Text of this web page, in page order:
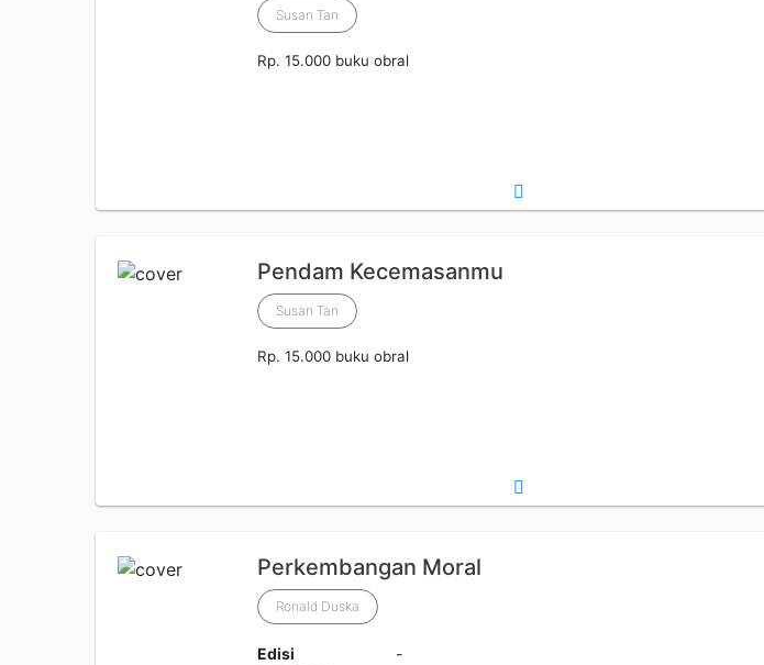
Susan Tan
Rp. 15.000 buku obral
Pendam Kecemasanmu
Susan Tan
Rp. 15.000 buku obral
Perkembangan Moral
Ronald Duska
Edisi
-